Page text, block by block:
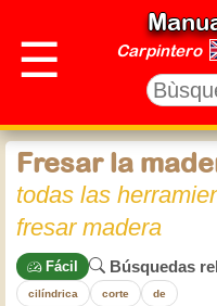
☰ Carpintero
Fresar la
todas las
fresar madera
Fácil Búsquedas
cilíndrica corte de